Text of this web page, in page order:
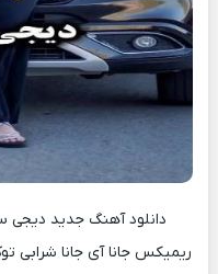
ریمیکس جانا آی جانا شرابی